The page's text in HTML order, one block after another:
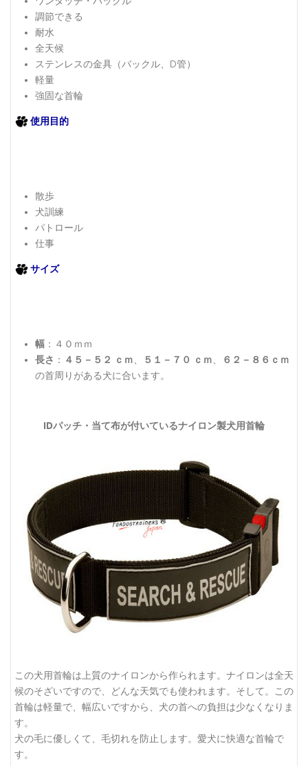
調節できる
耐水
全天候
ステンレスの金具（バックル、D管）
軽量
強固な首輪
使用目的
散歩
犬訓練
パトロール
仕事
サイズ
幅 ：４０ｍｍ
長さ ： ４５－５２ ｃｍ ５１－７０ ｃｍ
６２－８６ｃｍ
の首周りがある犬に合います。
IDパッチ・当て布が付いているナイロン製犬用首輪
この犬用首輪は上質のナイロンから作られます。ナイロンは全天
候のそざいですので、どんな天気でも使われます。そして。この
首輪は軽量で、幅広いですから、犬の首への負担は少なくなりま
す。
犬の毛に優しくて、毛切れを防止します。愛犬に快適な首輪で
す。